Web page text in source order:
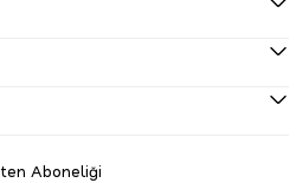
Aboneliği